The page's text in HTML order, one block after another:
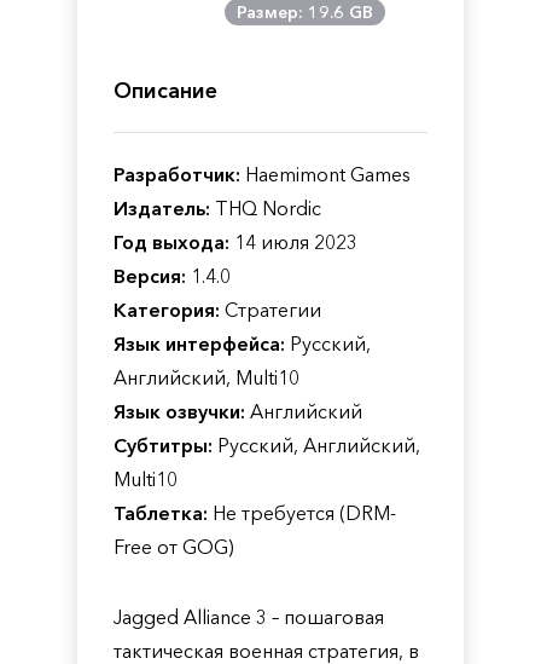
Размер: 19.6 GB
Описание
Разработчик: Haemimont Games
Издатель: THQ Nordic
Год выхода: 14 июля 2023
Версия: 1.4.0
Категория: Стратегии
Язык интерфейса: Русский,
Английский, Multi10
Язык озвучки: Английский
Субтитры: Русский, Английский,
Multi10
Таблетка: Не требуется (DRM-
Free от GOG)
Jagged Alliance 3 – пошаговая
тактическая военная стратегия, в